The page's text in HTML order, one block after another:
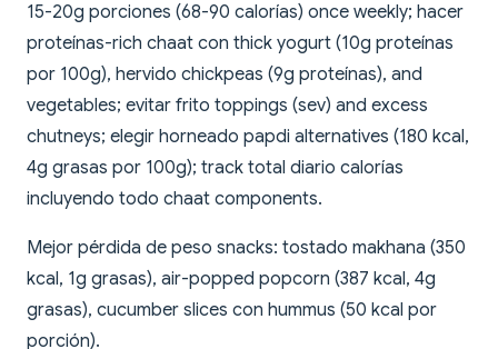
15-20g porciones (68-90 calorías) once weekly; hacer
proteínas-rich chaat con thick yogurt (10g proteínas
por 100g), hervido chickpeas (9g proteínas), and
vegetables; evitar frito toppings (sev) and excess
chutneys; elegir horneado papdi alternatives (180 kcal,
4g grasas por 100g); track total diario calorías
incluyendo todo chaat components.
Mejor pérdida de peso snacks: tostado makhana (350
kcal, 1g grasas), air-popped popcorn (387 kcal, 4g
grasas), cucumber slices con hummus (50 kcal por
porción).